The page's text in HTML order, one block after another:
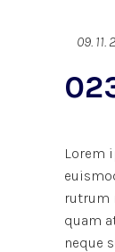
09. 11.
Lorem
rutrum
quam
neque